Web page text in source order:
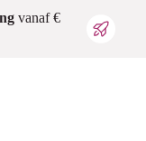
vanaf €